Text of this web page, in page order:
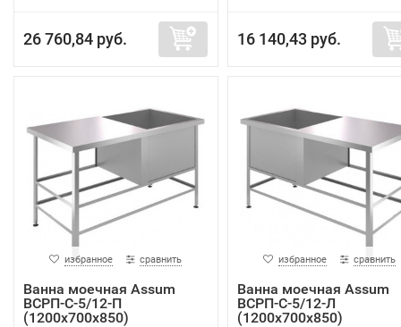
26 760,84 руб. 16 140,43 руб.
избранное сравнить
Ванна моечная Assum
ВСРП-С-5/12-П
(1200х700х850)
избранное сравнить
Ванна моечная Assum
ВСРП-С-5/12-Л
(1200х700х850)